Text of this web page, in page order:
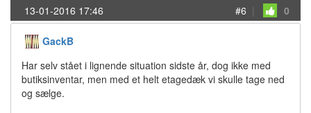
13-01-2016 17:46 #6 | 0
GackB
Har selv stået i lignende situation sidste år, dog ikke med
butiksinventar, men med et helt etagedæk vi skulle tage ned
og sælge.